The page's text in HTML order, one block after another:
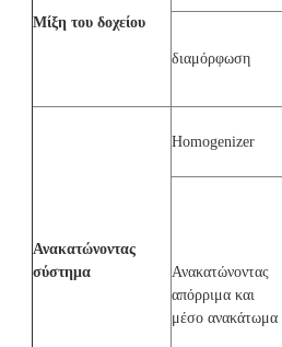
Μίξη του δοχείου
διαμόρφωση
Ανακατώνοντας
σύστημα
Homogenizer
Ανακατώνοντας
απόρριμα και
μέσο ανακάτωμα